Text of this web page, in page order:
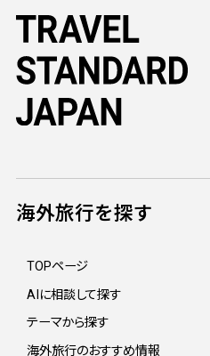
海外旅行を探す
TOPページ
AIに相談して探す
テーマから探す
海外旅行のおすすめ情報